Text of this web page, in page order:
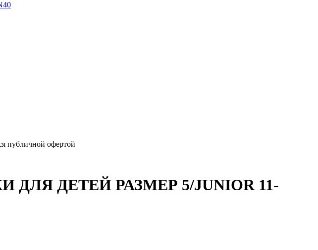
публичной офертой
ДЛЯ ДЕТЕЙ РАЗМЕР 5/JUNIOR 11-